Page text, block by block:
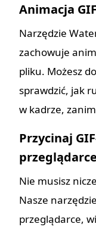
Animacja
Narzędzie
zachowuje
pliku. Możesz
sprawdzić, jak
w kadrze,
Przycinaj
przeglądarce
Nie musisz
Nasze
przeglądarce,